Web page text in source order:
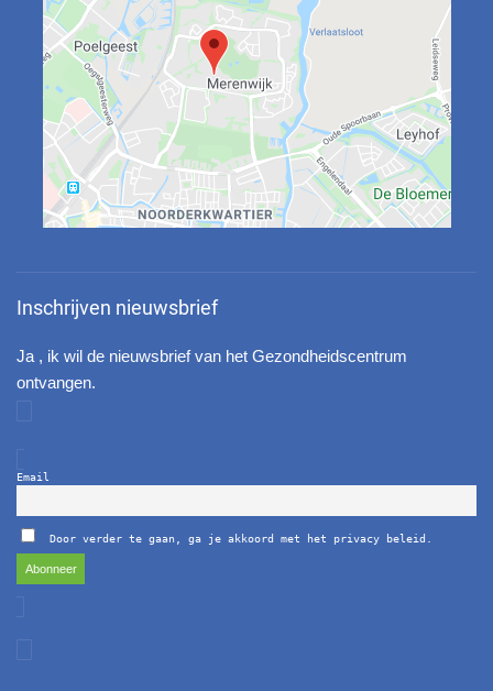
Inschrijven nieuwsbrief
Ja , ik wil de nieuwsbrief van het Gezondheidscentrum
ontvangen.
Email
Door verder te gaan, ga je akkoord met het privacy beleid.